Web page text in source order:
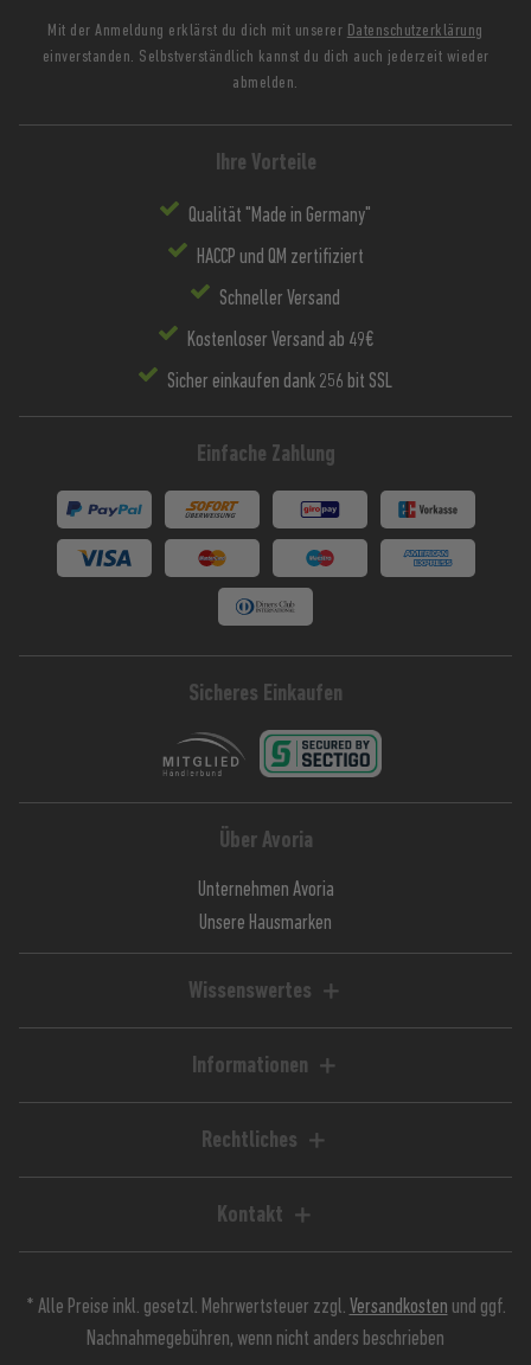
Mit der Anmeldung erklärst du dich mit unserer Datenschutzerklärung
einverstanden. Selbstverständlich kannst du dich auch jederzeit wieder
abmelden.
Ihre Vorteile
Qualität "Made in Germany"
HACCP und QM zertifiziert
Schneller Versand
Kostenloser Versand ab 49€
Sicher einkaufen dank 256 bit SSL
Einfache Zahlung
Sicheres Einkaufen
Über Avoria
Unternehmen Avoria
Unsere Hausmarken
Wissenswertes
Magazin / Blog
Informationen
Kundenkonto
Lieferzeiten
Jugendschutz
Rechtliches
AGB
Datenschutz
Kundeninfos
Kontakt
Avoria GmbH
90574 Roßtal
* Alle Preise inkl. gesetzl. Mehrwertsteuer zzgl. Versandkosten und ggf.
Nachnahmegebühren, wenn nicht anders beschrieben